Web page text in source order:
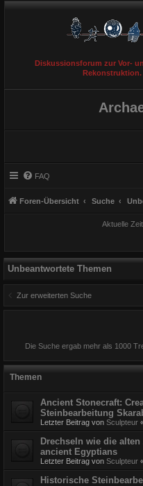
Diskussionsforum zur Vor-
Rekonstruktion.
FAQ
Foren-Übersicht Suche
Aktuelle
Unbeantwortete Themen
Zur erweiterten Suche
Die Suche ergab mehr als 1000
Themen
Ancient Stonecraft:
Steinbearbeitung
Letzter Beitrag von Sculpteur
Drechseln wie die
ancient Egyptians
Letzter Beitrag von Sculpteur
Historische